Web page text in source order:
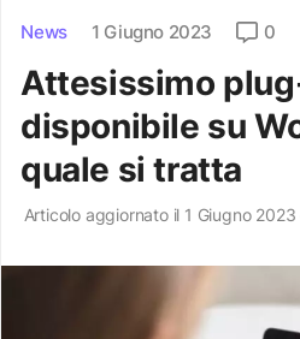
News 1 Giugno 2023 0
Attesissimo
disponibile su
quale si tratta
Articolo aggiornato il 1 Giugno 2023